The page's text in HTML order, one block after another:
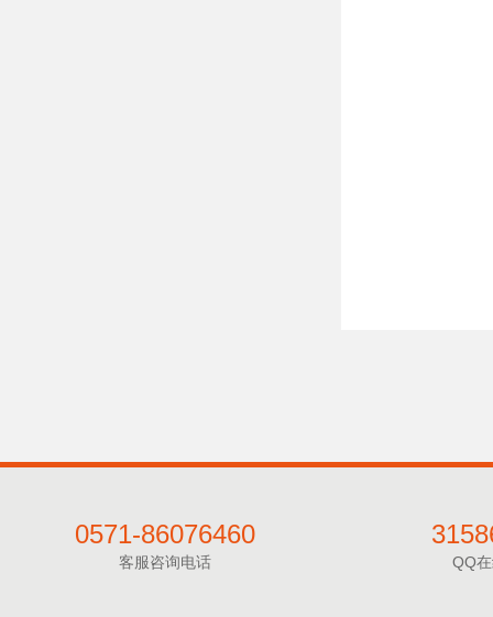
0571-86076460
客服咨询电话 QQ